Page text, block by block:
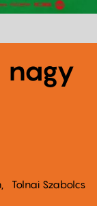
nagy
Tolnai Szabolcs